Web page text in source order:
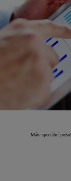
Máte speciální